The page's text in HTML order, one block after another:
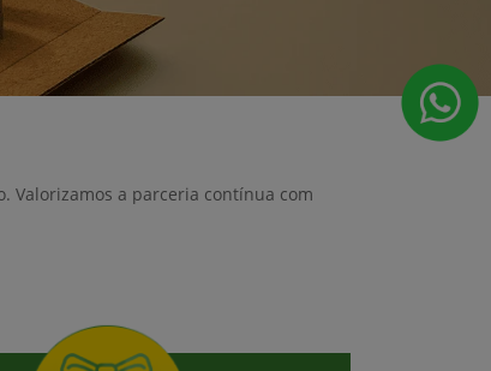
Valorizamos a parceria contínua com